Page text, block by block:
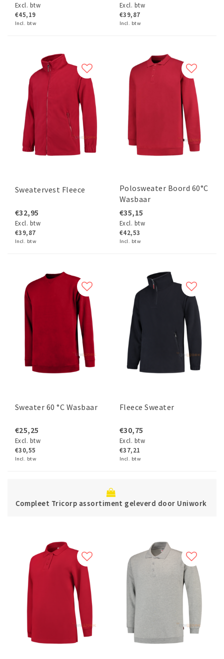
Excl. btw
€45,19
Incl. btw
Excl. btw
€39,87
Incl. btw
Sweatervest Fleece
€32,95
Excl. btw
€39,87
Incl. btw
Polosweater Boord 60°C
Wasbaar
€35,15
Excl. btw
€42,53
Incl. btw
Sweater 60 °C Wasbaar
€25,25
Excl. btw
€30,55
Incl. btw
Fleece Sweater
€30,75
Excl. btw
€37,21
Incl. btw
assortiment geleverd door Uniwork